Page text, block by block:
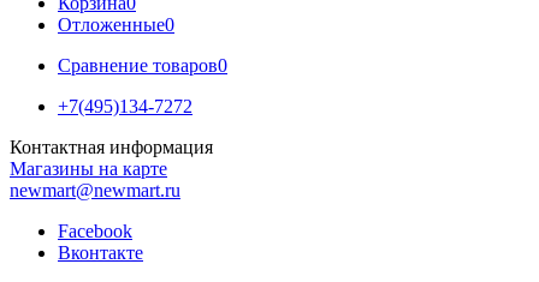
Отложенные0
Сравнение товаров0
+7(495)134-7272
Контактная информация
Магазины на карте
newmart@newmart.ru
Facebook
Вконтакте